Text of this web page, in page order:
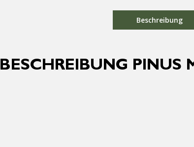
Beschreibung
BESCHREIBUNG PINUS